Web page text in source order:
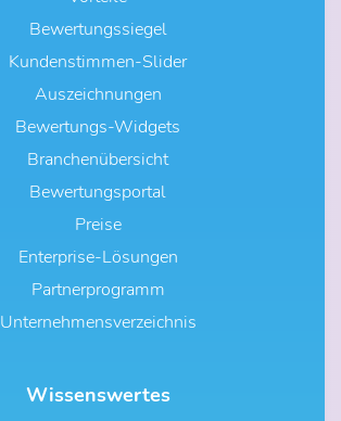
Bewertungssiegel
Kundenstimmen-Slider
Auszeichnungen
Bewertungs-Widgets
Branchenübersicht
Bewertungsportal
Preise
Enterprise-Lösungen
Partnerprogramm
Unternehmensverzeichnis
Wissenswertes